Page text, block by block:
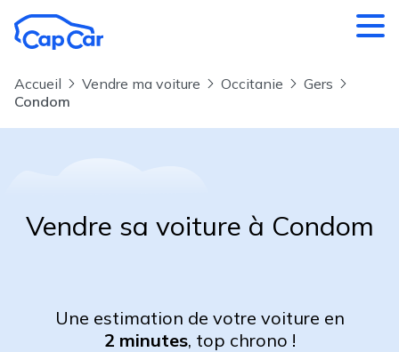
Accueil Vendre ma voiture Occitanie
Gers
Condom
Vendre sa voiture à Condom
Une estimation de votre voiture en
2 minutes, top chrono !